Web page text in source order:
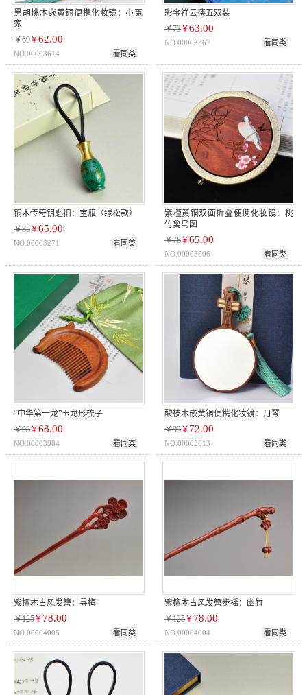
黑胡桃木嵌黄铜便携化妆镜：小冤
家
￥69￥62.00
NO.00003614 看同类
彩金祥云筷五双装
￥73￥63.00
NO.00003367 看同类
铜木传奇钥匙扣：宝瓶（绿松款）
￥85￥65.00
NO.00003271 看同类
紫檀黄铜双面折叠便携化妆镜：桃
竹禽鸟图
￥78￥65.00
NO.00003606 看同类
“中华第一龙”玉龙形梳子
￥98￥68.00
NO.00003984 看同类
酸枝木嵌黄铜便携化妆镜：月琴
￥93￥ 72.00
NO.00003613 看同类
紫檀木古风发簪：寻梅
￥125￥ 78.00
NO.00004005 看同类
紫檀木古风发簪步摇：幽竹
￥125￥ 78.00
NO.00004004 看同类